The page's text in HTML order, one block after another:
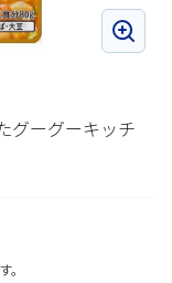
グーグーキッチ
。